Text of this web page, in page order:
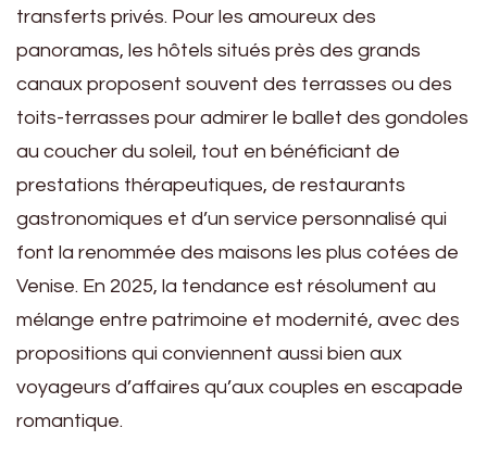
transferts privés. Pour les amoureux des
panoramas, les hôtels situés près des grands
canaux proposent souvent des terrasses ou des
toits-terrasses pour admirer le ballet des gondoles
au coucher du soleil, tout en bénéficiant de
prestations thérapeutiques, de restaurants
gastronomiques et d’un service personnalisé qui
font la renommée des maisons les plus cotées de
Venise. En 2025, la tendance est résolument au
mélange entre patrimoine et modernité, avec des
propositions qui conviennent aussi bien aux
voyageurs d’affaires qu’aux couples en escapade
romantique.